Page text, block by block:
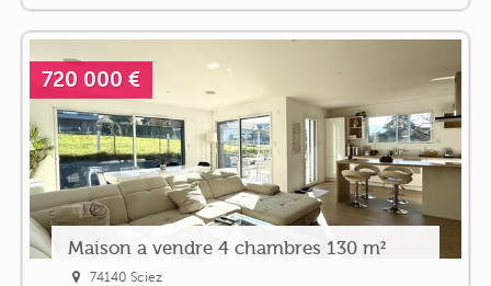
720 000 €
Maison a vendre 4 chambres 130 m²
74140 Sciez